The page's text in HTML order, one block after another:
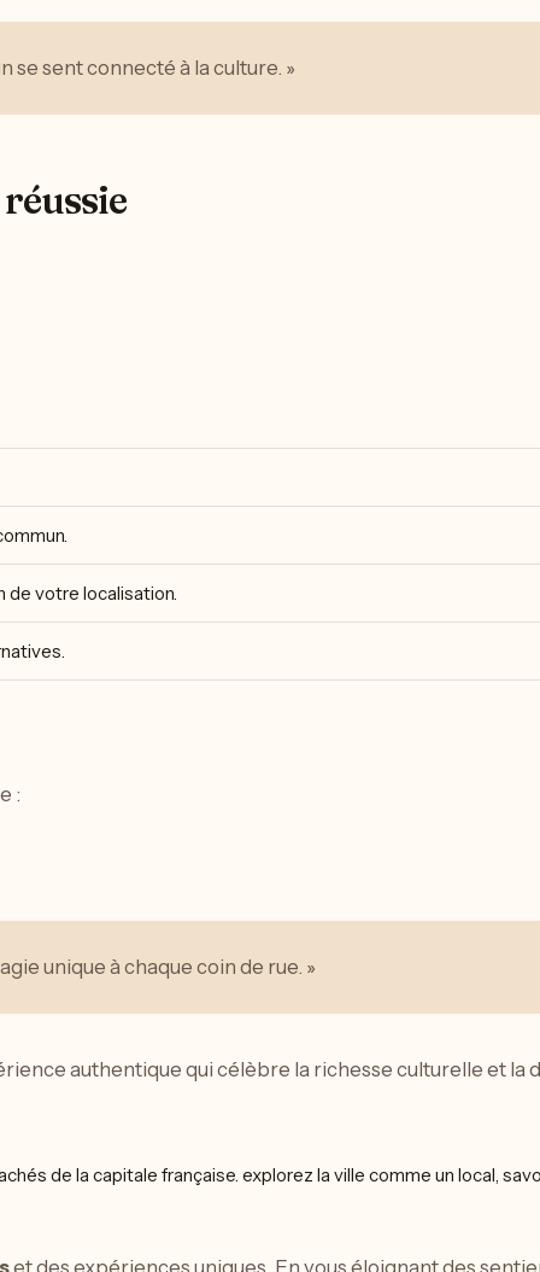
se sent connecté à la culture. »
de votre localisation.
:
unique à chaque coin de rue. »
authentique qui célèbre la richesse culturelle et la
et des expériences uniques. En vous éloignant des